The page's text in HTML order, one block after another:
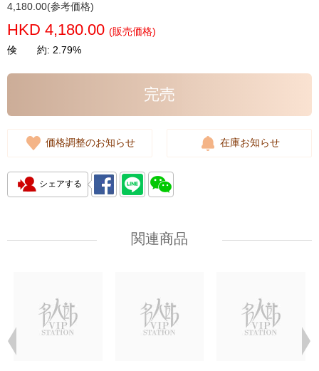
4,180.00(参考価格)
HKD 4,180.00 (販売価格)
倹 約: 2.79%
完売
価格調整のお知らせ 在庫お知らせ
シェアする
関連商品